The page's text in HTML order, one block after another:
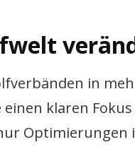
in
klaren
Optimierungen